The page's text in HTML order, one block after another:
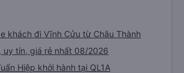
khách đi Vĩnh Cửu từ Châu Thành
uy tín, giá rẻ nhất 08/2026
Hiệp khởi hành tại QL1A